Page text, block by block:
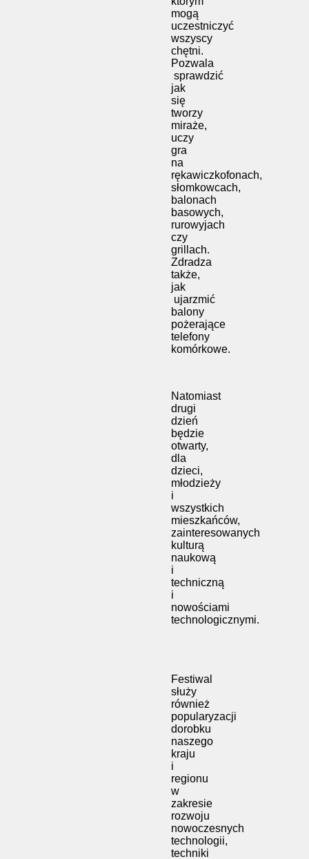
mogą
uczestniczyć
wszyscy
chętni.
Pozwala
sprawdzić
jak
się
tworzy
miraże,
uczy
gra
na
rękawiczkofonach,
słomkowcach,
balonach
basowych,
rurowyjach
czy
grillach.
Zdradza
także,
jak
ujarzmić
balony
pożerające
telefony
komórkowe.
Natomiast
drugi
dzień
będzie
otwarty,
dla
dzieci,
młodzieży
i
wszystkich
mieszkańców,
zainteresowanych
kulturą
naukową
i
techniczną
i
nowościami
technologicznymi.
Festiwal
służy
również
popularyzacji
dorobku
naszego
kraju
i
regionu
w
zakresie
rozwoju
nowoczesnych
technologii,
techniki